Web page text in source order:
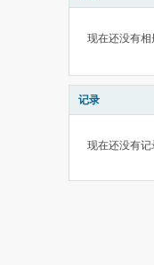
现在还没有相
记录
现在还没有记